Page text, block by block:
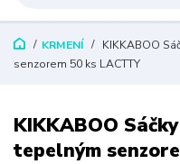
KRMENÍ
KIKKABOO
senzorem 50 ks LACTTY
KIKKABOO
tepelným